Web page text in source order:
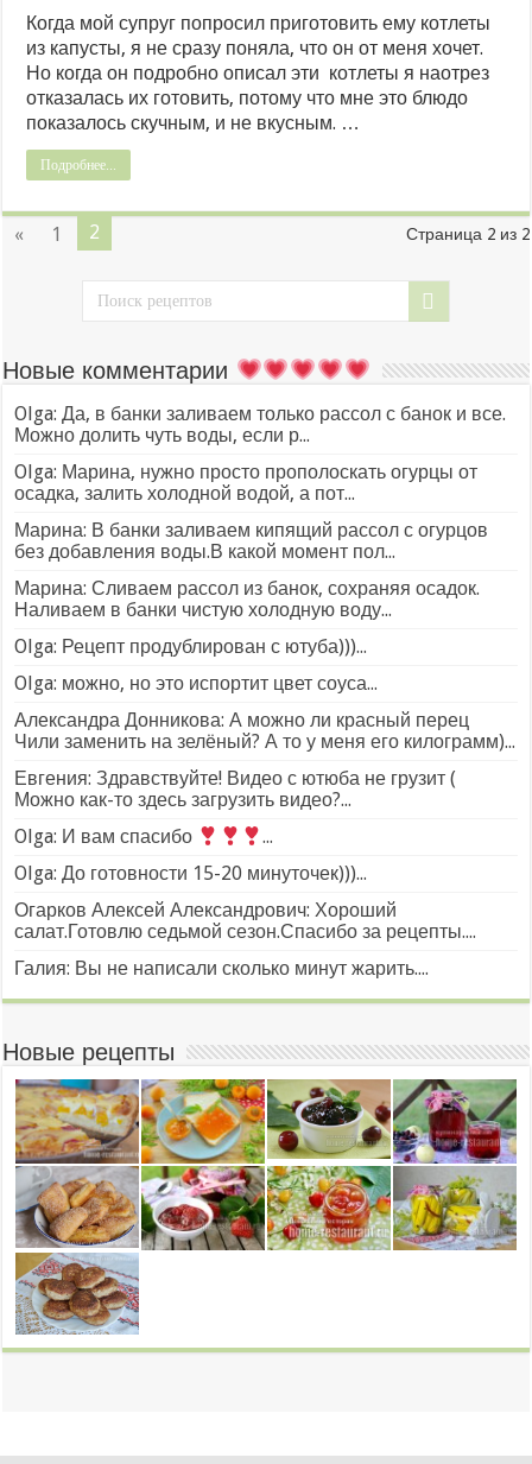
Когда мой супруг попросил приготовить ему котлеты
из капусты, я не сразу поняла, что он от меня хочет.
Но когда он подробно описал эти котлеты я наотрез
отказалась их готовить, потому что мне это блюдо
показалось скучным, и не вкусным. …
Подробнее...
Страница 2 из 2
« 1 2
Новые комментарии
Olga: Да, в банки заливаем только рассол с банок и все.
Можно долить чуть воды, если р...
Olga: Марина, нужно просто прополоскать огурцы от
осадка, залить холодной водой, а пот...
Марина: В банки заливаем кипящий рассол с огурцов
без добавления воды.В какой момент пол...
Марина: Сливаем рассол из банок, сохраняя осадок.
Наливаем в банки чистую холодную воду...
Olga: Рецепт продублирован с ютуба)))...
Olga: можно, но это испортит цвет соуса...
Александра Донникова: А можно ли красный перец
Чили заменить на зелёный? А то у меня его килограмм)...
Евгения: Здравствуйте! Видео с ютюба не грузит (
Можно как-то здесь загрузить видео?...
Olga: И вам спасибо
...
Olga: До готовности 15-20 минуточек)))...
Огарков Алексей Александрович: Хороший
салат.Готовлю седьмой сезон.Спасибо за рецепты....
Галия: Вы не написали сколько минут жарить....
Новые рецепты